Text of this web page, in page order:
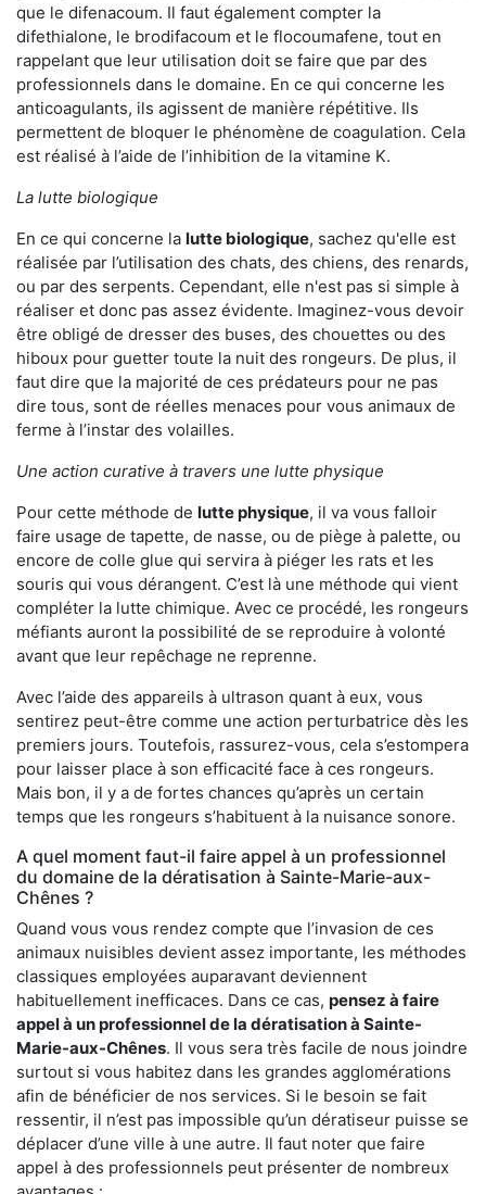
que le difenacoum. Il faut également compter la
difethialone, le brodifacoum et le flocoumafene, tout en
rappelant que leur utilisation doit se faire que par des
professionnels dans le domaine. En ce qui concerne les
anticoagulants, ils agissent de manière répétitive. Ils
permettent de bloquer le phénomène de coagulation. Cela
est réalisé à l’aide de l’inhibition de la vitamine K.
La lutte biologique
En ce qui concerne la lutte biologique, sachez qu'elle est
réalisée par l’utilisation des chats, des chiens, des renards,
ou par des serpents. Cependant, elle n'est pas si simple à
réaliser et donc pas assez évidente. Imaginez-vous devoir
être obligé de dresser des buses, des chouettes ou des
hiboux pour guetter toute la nuit des rongeurs. De plus, il
faut dire que la majorité de ces prédateurs pour ne pas
dire tous, sont de réelles menaces pour vous animaux de
ferme à l’instar des volailles.
Une action curative à travers une lutte physique
Pour cette méthode de lutte physique, il va vous falloir
faire usage de tapette, de nasse, ou de piège à palette, ou
encore de colle glue qui servira à piéger les rats et les
souris qui vous dérangent. C’est là une méthode qui vient
compléter la lutte chimique. Avec ce procédé, les rongeurs
méfiants auront la possibilité de se reproduire à volonté
avant que leur repêchage ne reprenne.
Avec l’aide des appareils à ultrason quant à eux, vous
sentirez peut-être comme une action perturbatrice dès les
premiers jours. Toutefois, rassurez-vous, cela s’estompera
pour laisser place à son efficacité face à ces rongeurs.
Mais bon, il y a de fortes chances qu’après un certain
temps que les rongeurs s’habituent à la nuisance sonore.
A quel moment faut-il faire appel à un professionnel
du domaine de la dératisation à Sainte-Marie-aux-
Chênes ?
Quand vous vous rendez compte que l’invasion de ces
animaux nuisibles devient assez importante, les méthodes
classiques employées auparavant deviennent
habituellement inefficaces. Dans ce cas, pensez à faire
appel à un professionnel de la dératisation à Sainte-
Marie-aux-Chênes. Il vous sera très facile de nous joindre
surtout si vous habitez dans les grandes agglomérations
afin de bénéficier de nos services. Si le besoin se fait
ressentir, il n’est pas impossible qu’un dératiseur puisse se
déplacer d’une ville à une autre. Il faut noter que faire
appel à des professionnels peut présenter de nombreux